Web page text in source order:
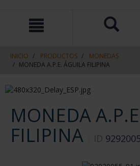
contenido
navegacin
INICIO PRODUCTOS
MONEDAS
MONEDA A.P.E. ÁGUILA FILIPINA
MONEDA
FILIPINA ID